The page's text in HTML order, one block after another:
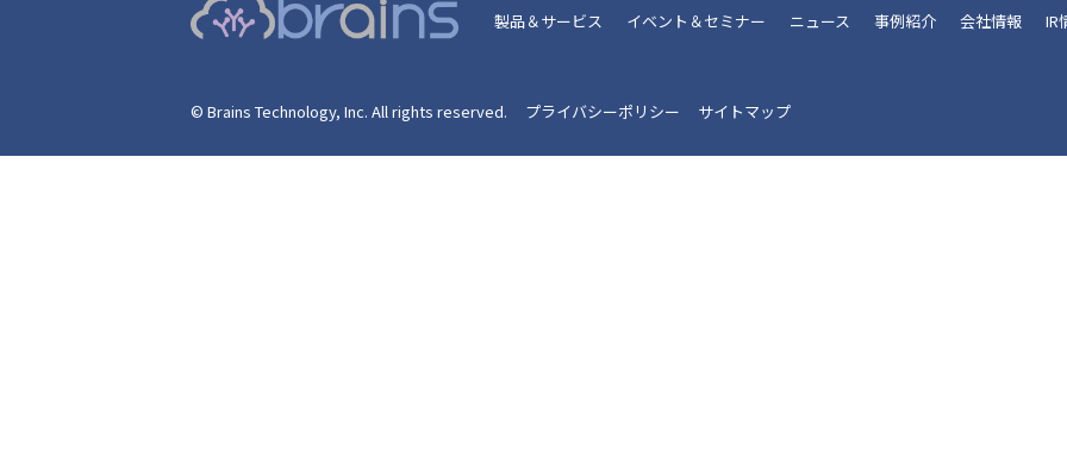
製品＆サービス イベント＆セミナー ニュース 事例紹介 会社情報 IR
© Brains Technology, Inc. All rights reserved. プライバシーポリシー サイトマップ